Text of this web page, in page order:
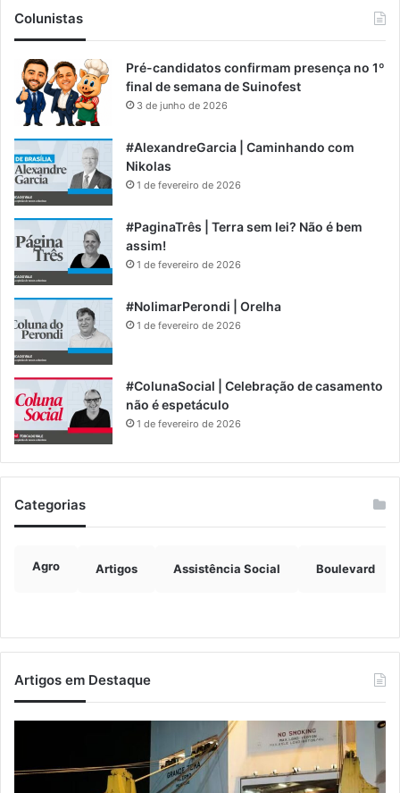
Colunistas
Pré-candidatos confirmam presença no 1º
final de semana de Suinofest
3 de junho de 2026
#AlexandreGarcia | Caminhando com
Nikolas
1 de fevereiro de 2026
#PaginaTrês | Terra sem lei? Não é bem
assim!
1 de fevereiro de 2026
#NolimarPerondi | Orelha
1 de fevereiro de 2026
#ColunaSocial | Celebração de casamento
não é espetáculo
1 de fevereiro de 2026
Categorias
Agro Artigos Assistência Social Boulevard
Artigos em Destaque